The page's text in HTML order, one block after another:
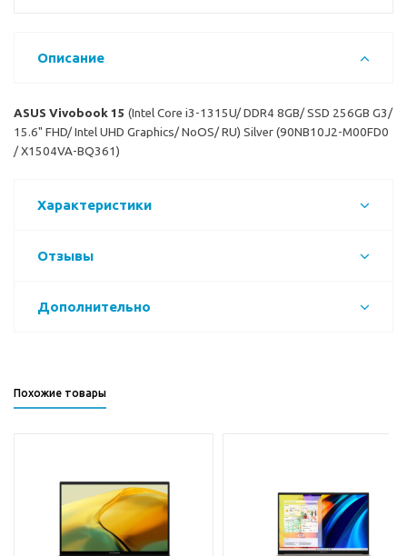
Описание
ASUS Vivobook 15 (Intel Core i3-1315U/ DDR4 8GB/ SSD 256GB G3/
15.6" FHD/ Intel UHD Graphics/ NoOS/ RU) Silver (90NB10J2-M00FD0
/ X1504VA-BQ361)
Характеристики
Отзывы
Дополнительно
Похожие товары